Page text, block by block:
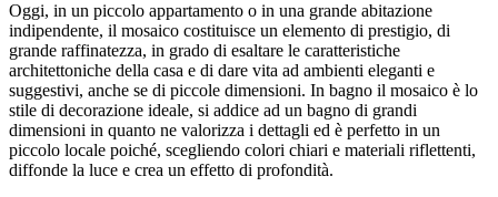
Oggi, in un piccolo appartamento o in una grande abitazione
indipendente, il mosaico costituisce un elemento di prestigio, di
grande raffinatezza, in grado di esaltare le caratteristiche
architettoniche della casa e di dare vita ad ambienti eleganti e
suggestivi, anche se di piccole dimensioni. In bagno il mosaico è lo
stile di decorazione ideale, si addice ad un bagno di grandi
dimensioni in quanto ne valorizza i dettagli ed è perfetto in un
piccolo locale poiché, scegliendo colori chiari e materiali riflettenti,
diffonde la luce e crea un effetto di profondità.